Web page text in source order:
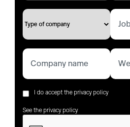
I do accept the privacy policy
See the privacy policy